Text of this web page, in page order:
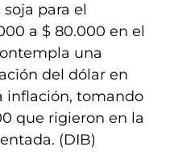
para el
a $ 80.000 en el
una
del dólar en
inflación, tomando
que rigieron en la
(DIB)